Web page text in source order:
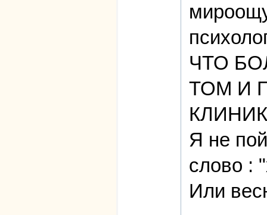
ЧТО
ТОМ И
Я не
слово :
Или